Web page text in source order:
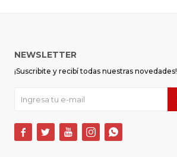
NEWSLETTER
¡Suscribite y recibí todas nuestras novedades!
    